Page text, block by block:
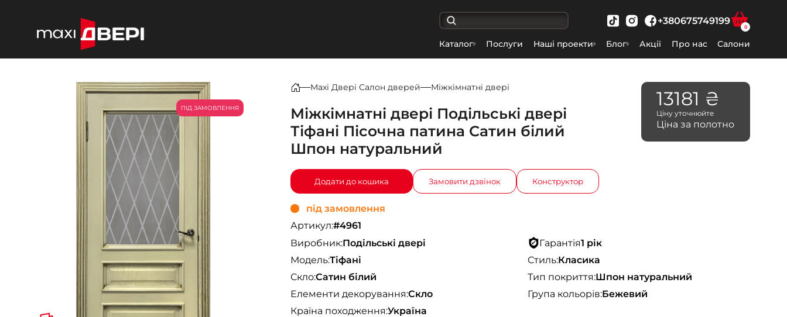
+380675749199
0
Каталог Послуги Наші проекти Блог Акції Про нас Салони
ПІД ЗАМОВЛЕННЯ
Maxi Двері Салон дверей Міжкімнатні двері
Міжкімнатні двері Подільські двері
Тіфані Пісочна патина Сатин білий
Шпон натуральний
Додати до кошика Замовити дзвінок Конструктор
під замовлення
Артикул:#4961
Виробник:Подільські двері Гарантія1 рік
Модель:Тіфані Стиль:Класика
Скло:Сатин білий Тип покриття:Шпон натуральний
Елементи декорування:Скло Група кольорів:Бежевий
Країна походження:Україна
13181 ₴
Ціну уточнюйте
Ціна за полотно